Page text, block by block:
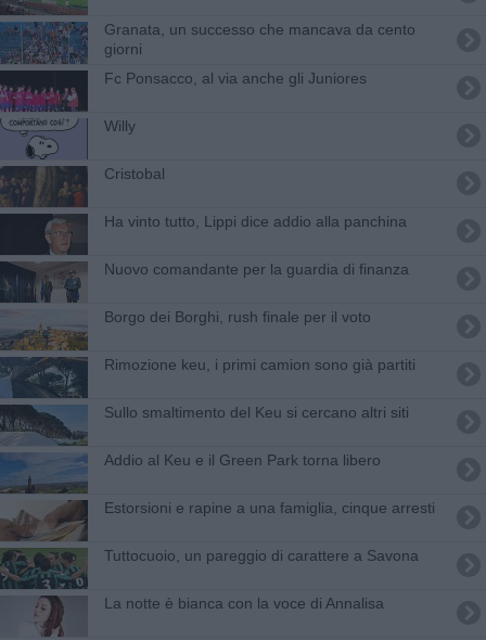
Granata, un successo che mancava da cento
giorni
Fc Ponsacco, al via anche gli Juniores
Willy
Cristobal
Ha vinto tutto, Lippi dice addio alla panchina
Nuovo comandante per la guardia di finanza
Borgo dei Borghi, rush finale per il voto
Rimozione keu, i primi camion sono già partiti
Sullo smaltimento del Keu si cercano altri siti
Addio al Keu e il Green Park torna libero
Estorsioni e rapine a una famiglia, cinque arresti
Tuttocuoio, un pareggio di carattere a Savona
La notte è bianca con la voce di Annalisa